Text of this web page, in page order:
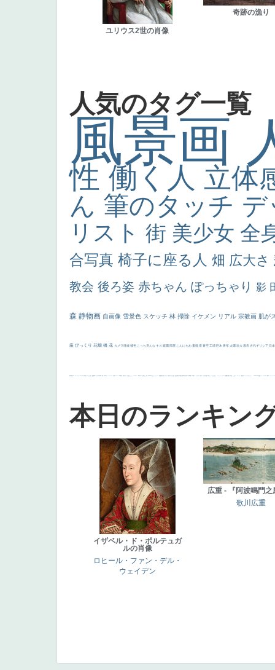
ユリウス2世の肖像
奇跡の漁り
人気のタグ一覧
風景画
性 働く人 立体
ん 筆のタッチ
リスト 街 美少女 全
合写真 椅子に座る人 畑 広大さ
教会 後ろ姿 赤ちゃん ぽっちゃり 影
森 静物画 自画像 雪景色 スケッチ 林 掃除 イケメン リアル 宗教画 肌が
厳 びっくり 花畑 橋 花 カメラ目線 補色 こっち見んな キス 庭園 部屋 こんにちわ 素描 塔 青空 工場 巨木 青年 太陽 壮大 着衣 古代ギリシア 日
画質 last ヴィーナス 剣 白人少女 食事中 山本芳翠 麦 alciato ハーレム 女神 ローマ教皇 奥行き 火起こし シスター 東方の三博士 114514 かっこいい 受胎告知 天から覗き込む顔 設計図 挿絵 群衆 親子 裸婦 可愛い ピサロ ＃名画で学ぶ「たるみ」 ニーソックス 躍動感 黄色 こわい コート 畦道 レンブラント・ sekkusu 暖かい バブみ 靴下 ショッ
本日のランキン
イザベル・ド・ポルテュガ
ルの肖像
ロヒール・ファン・デル・
ウェイデン
広重 - 『阿波鳴門之
歌川広重